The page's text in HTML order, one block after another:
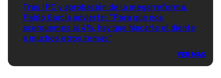
Tras IPC y aprobación de la megarreforma,
Pablo García advierte: "Para que nos
acerquemos al 4%, hay que hincarle el diente
a muchos otros temas"
VER MÁS